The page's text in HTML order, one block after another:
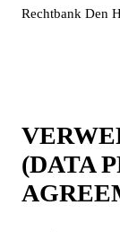
Rechtbank Den
(DATA